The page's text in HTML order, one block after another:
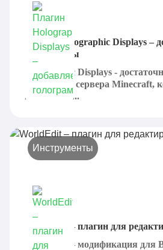
Плагин Holographic Displays –
голограммы
Holographic Displays -
плагин для сервера Minecraft,
предлагает...
Инструменты
WorldEdit – плагин для
WorldEdit – модификация для